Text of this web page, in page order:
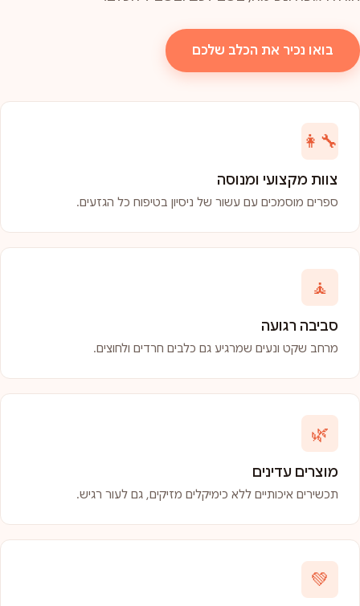
בואו נכיר את הכלב שלכם
👩‍🔧
צוות מקצועי ומנוסה
ספרים מוסמכים עם עשור של ניסיון בטיפוח כל הגזעים.
🧘
סביבה רגועה
מרחב שקט ונעים שמרגיע גם כלבים חרדים ולחוצים.
🌿
מוצרים עדינים
תכשירים איכותיים ללא כימיקלים מזיקים, גם לעור רגיש.
💚